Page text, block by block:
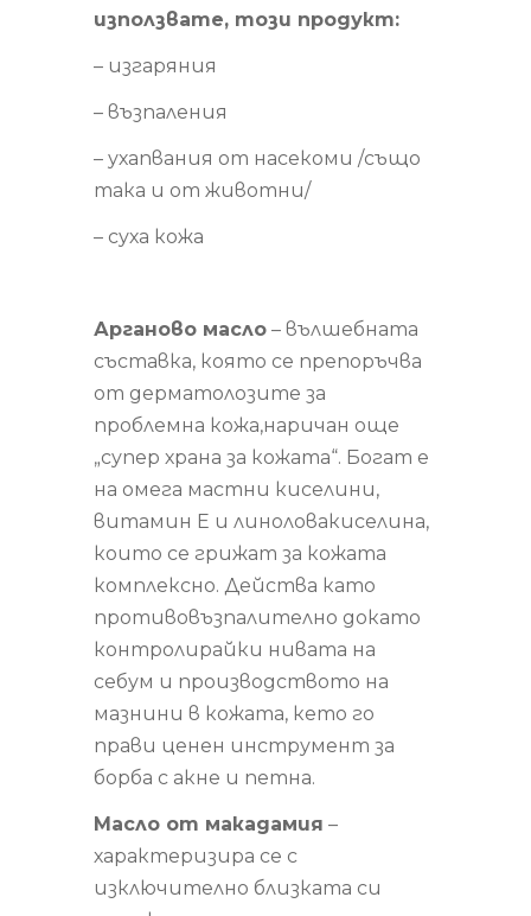
използвате, този продукт:
– изгаряния
– възпаления
– ухапвания от насекоми /също
така и от животни/
– суха кожа
Арганово масло – вълшебната
съставка, която се препоръчва
от дерматолозите за
проблемна кожа,наричан още
„супер храна за кожата“. Богат е
на омега мастни киселини,
витамин Е и линоловакиселина,
които се грижат за кожата
комплексно. Действа като
противовъзпалително докато
контролирайки нивата на
себум и производството на
мазнини в кожата, кето го
прави ценен инструмент за
борба с акне и петна.
Масло от макадамия –
характеризира се с
изключително близката си